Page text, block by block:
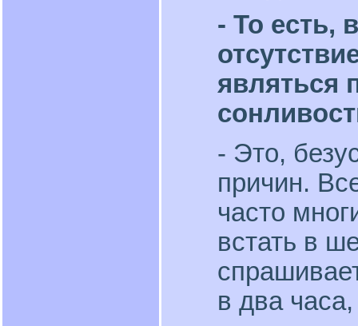
- То есть,
являться
- Это,
причин.
часто
встать в
в два